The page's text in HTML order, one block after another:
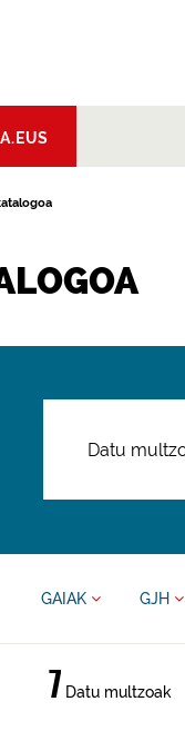
GAIAK GJH
7 Datu multzoak